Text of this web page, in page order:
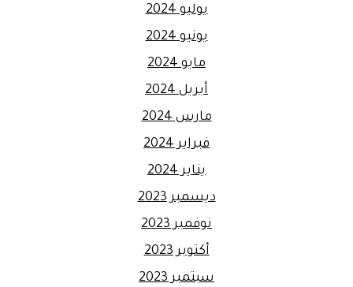
يوليو 2024
يونيو 2024
مايو 2024
أبريل 2024
مارس 2024
فبراير 2024
يناير 2024
ديسمبر 2023
نوفمبر 2023
أكتوبر 2023
سبتمبر 2023